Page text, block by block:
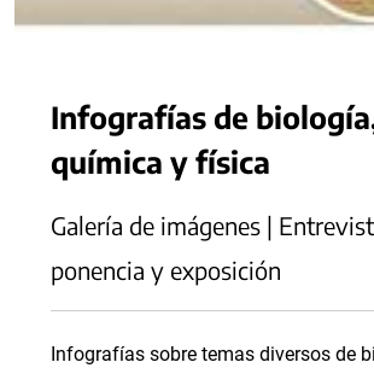
Infografías de
química y física
Galería de imágenes |
ponencia y exposición
Infografías sobre temas diversos de